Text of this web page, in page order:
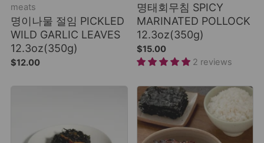
meats
명이나물 절임 PICKLED
WILD GARLIC LEAVES
12.3oz(350g)
$12.00
명태회무침 SPICY
MARINATED POLLOCK
12.3oz(350g)
$15.00
2 reviews